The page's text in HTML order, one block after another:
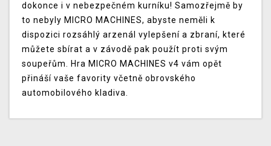
dokonce i v nebezpečném kurníku! Samozřejmě by
to nebyly MICRO MACHINES, abyste neměli k
dispozici rozsáhlý arzenál vylepšení a zbraní, které
můžete sbírat a v závodě pak použít proti svým
soupeřům. Hra MICRO MACHINES v4 vám opět
přináší vaše favority včetně obrovského
automobilového kladiva.